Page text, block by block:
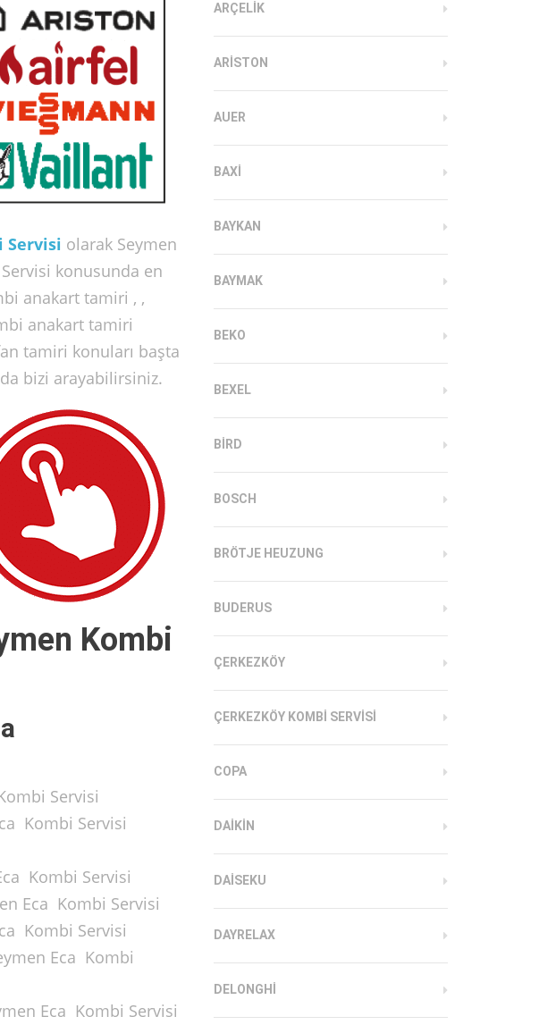
Servisi olarak Seymen
konusunda en
anakart tamiri , ,
anakart tamiri
tamiri konuları başta
bizi arayabilirsiniz.
Kombi
Servisi
Kombi Servisi
Kombi Servisi
Eca Kombi Servisi
Kombi Servisi
Eca Kombi
Eca Kombi Servisi
ARÇELIK
ARISTON
AUER
BAXI
BAYKAN
BAYMAK
BEKO
BEXEL
BIRD
BOSCH
BRÖTJE HEUZUNG
BUDERUS
ÇERKEZKÖY
ÇERKEZKÖY KOMBI SERVISI
COPA
DAIKIN
DAISEKU
DAYRELAX
DELONGHI